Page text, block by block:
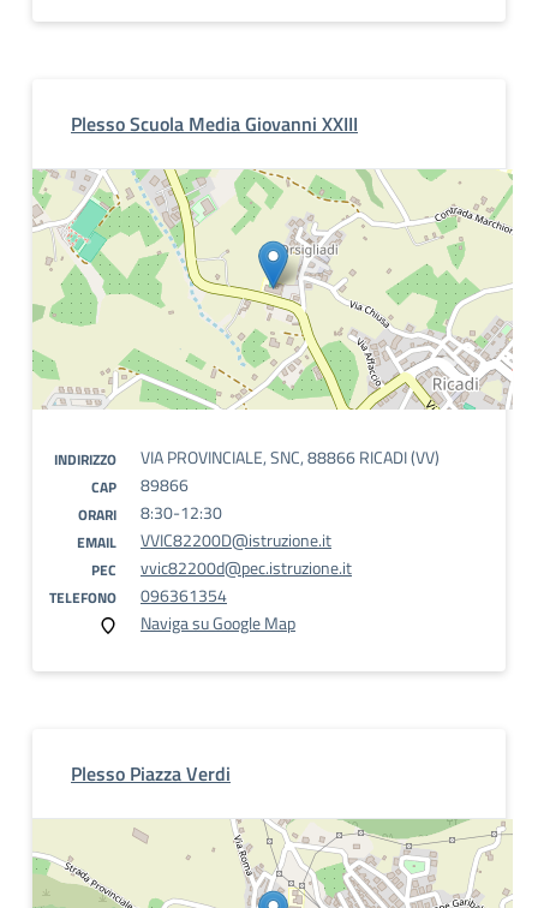
Plesso Scuola Media Giovanni XXIII
INDIRIZZO VIA PROVINCIALE, SNC, 88866 RICADI (VV)
CAP 89866
ORARI 8:30-12:30
EMAIL VVIC82200D@istruzione.it
PEC vvic82200d@pec.istruzione.it
TELEFONO
096361354
Naviga su Google Map
Plesso Piazza Verdi